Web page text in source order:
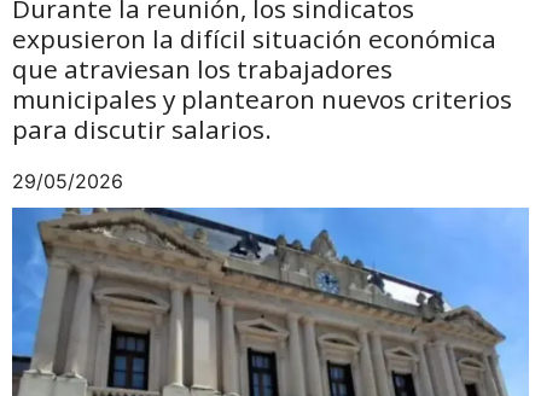
Durante la reunión, los sindicatos
expusieron la difícil situación económica
que atraviesan los trabajadores
municipales y plantearon nuevos criterios
para discutir salarios.
29/05/2026